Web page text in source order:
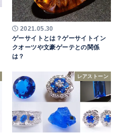
2021.05.30
ゲーサイトとは？ゲーサイトイン
クオーツや文豪ゲーテとの関係
は？
レアストーン